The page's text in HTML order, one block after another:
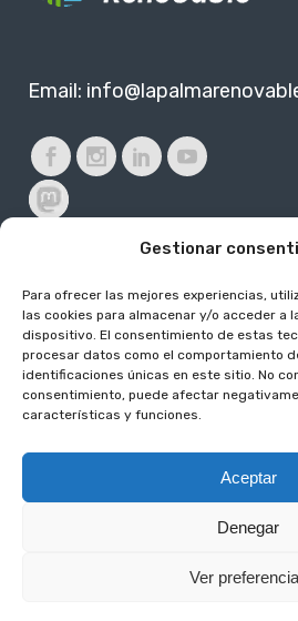
Gestionar
Para ofrecer las mejores experiencias,
las cookies para almacenar y/o acceder a
dispositivo. El consentimiento de estas
procesar datos como el comportamiento
identificaciones únicas en este sitio. No
consentimiento, puede afectar
características y funciones.
Aceptar
Denegar
Ver
Email:
Subvencionado por:
Sepropyme